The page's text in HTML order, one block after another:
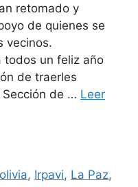
retomado y
de quienes se
vecinos.
todos un feliz año
de traerles
de … Leer
, Irpavi, La Paz,